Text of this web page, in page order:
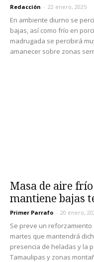
Redacción - 22 enero, 2025
En ambiente diurno se
bajas, así como frío en
madrugada se percibirá
amanecer sobre zonas
Masa de aire
mantiene bajas
Primer Parrafo - 20 enero,
Se preve un
martes que mantendrá
presencia de heladas y la
Tamaulipas y zonas